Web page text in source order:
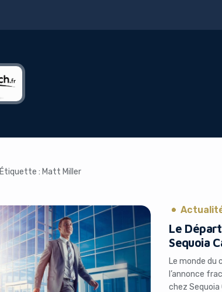
Étiquette : Matt Miller
Le
Sequoia
Le monde du
l’annonce
chez Sequoia